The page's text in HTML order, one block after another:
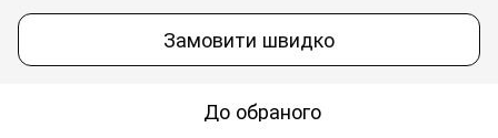
Замовити швидко
До обраного